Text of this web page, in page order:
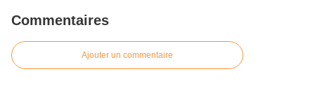
Commentaires
Ajouter un commentaire